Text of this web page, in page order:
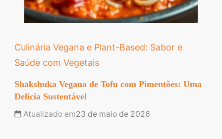
Culinária Vegana e Plant-Based: Sabor e
Saúde com Vegetais
Shakshuka Vegana de Tofu com Pimentões: Uma
Delícia Sustentável
Atualizado em23 de maio de 2026